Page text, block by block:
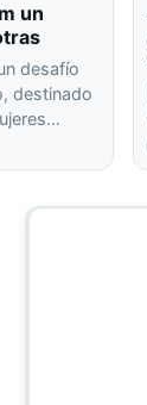
un
desafío
destinado